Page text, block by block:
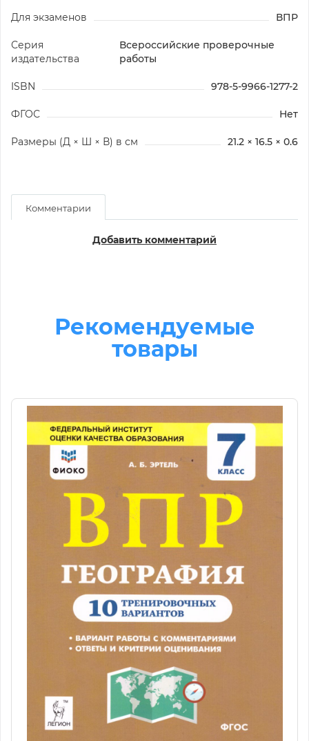
Для экзаменов ВПР
Серия
издательства
Всероссийские проверочные
работы
ISBN 978-5-9966-1277-2
ФГОС Нет
Размеры (Д × Ш × В) в см 21.2 × 16.5 × 0.6
Комментарии
Добавить комментарий
Рекомендуемые
товары